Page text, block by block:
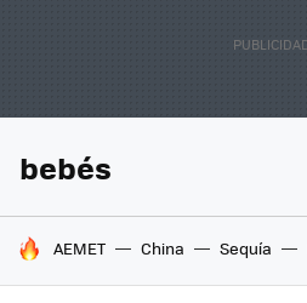
bebés
HOY SE HABLA DE
AEMET China Sequía